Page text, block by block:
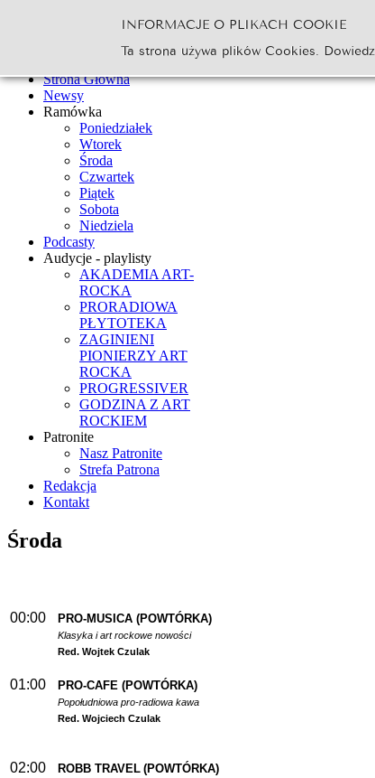
Go
Strona Główna
Newsy
Ramówka
Poniedziałek
Wtorek
Środa
Czwartek
Piątek
Sobota
Niedziela
Podcasty
Audycje - playlisty
AKADEMIA ART-
ROCKA
PRORADIOWA
PŁYTOTEKA
ZAGINIENI
PIONIERZY ART
ROCKA
PROGRESSIVER
GODZINA Z ART
ROCKIEM
Patronite
Nasz Patronite
Strefa Patrona
Redakcja
Kontakt
Środa
00:00 PRO-MUSICA (POWTÓRKA)
Klasyka i art rockowe nowości
Red. Wojtek Czulak
01:00 PRO-CAFE (POWTÓRKA)
Popołudniowa pro-radiowa kawa
Red. Wojciech Czulak
02:00 ROBB TRAVEL (POWTÓRKA)
INFORMACJE O PLIKACH COOKIE
Ta strona używa plików Cookies.